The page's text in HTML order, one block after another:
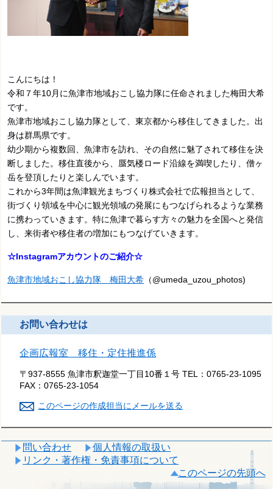
こんにちは！
令和７年10月に魚津市地域おこし協力隊に任命されました梅田大希
です。
魚津市地域おこし協力隊として、東京都から移住してきました。出
身は群馬県です。
幼少期から複数回、魚津市を訪れ、その自然に魅了されて移住を決
断しました。移住直後から、蜃気楼ロード沿線を満喫したり、僧ヶ
岳を登頂したりと楽しんでいます。
これから3年間は魚津観光まちづくり株式会社で広報担当として、
街づくり領域を中心に観光領域の発展にもつなげられるような業務
に携わっていきます。特に魚津で暮らす方々の魅力を全国へと発信
し、来街者や移住者の増加にもつなげていきます。
☆Instagramアカウントのご紹介☆
魚津市地域おこし協力隊 梅田大希 （@umeda_uzou_photos)
お問い合わせは
企画広報室 移住・定住推進係
〒937-8555 魚津市釈迦堂一丁目10番１号 TEL：0765-23-1095
FAX：0765-23-1054
このページの作成担当にメールを送る
問い合わせ
個人情報の取扱い
リンク・著作権・免責事項について
このページの先頭へ